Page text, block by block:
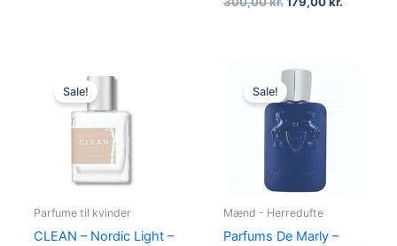
Sale!
Parfume til kvinder
CLEAN – Nordic Light –
price
was:
400,00 kr..
Sale!
Mænd - Herredufte
Parfums De Marly –
Original
price
was:
2.050,00 kr..